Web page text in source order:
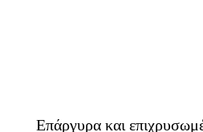
Επάργυρα και